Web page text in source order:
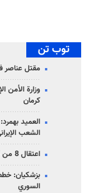
توب تن
مقتل عناصر
كرمان
العميد
الشعب
اعتقال 8 من كبار الأشرار المسلحين ومنتسبي الجماعات الإرهابية
السوري